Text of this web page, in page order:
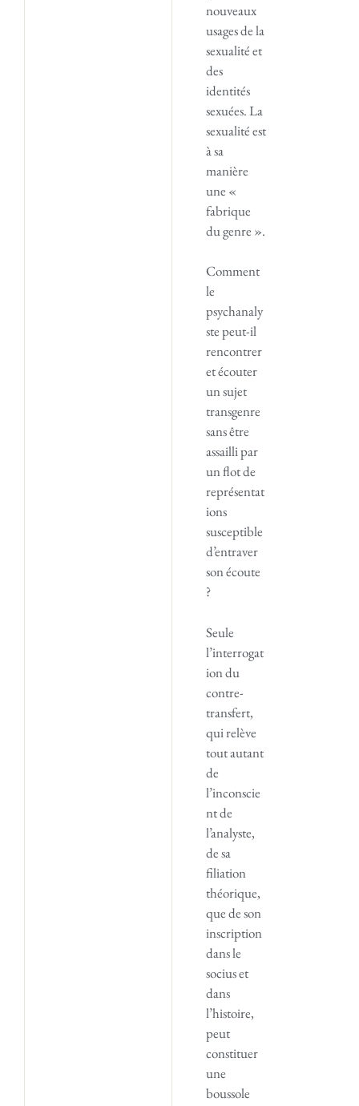
nouveaux
usages de la
sexualité et
des
identités
sexuées. La
sexualité est
à sa
manière
une «
fabrique
du genre ».
Comment
le
psychanaly
ste peut-il
rencontrer
et écouter
un sujet
transgenre
sans être
assailli par
un flot de
représentat
ions
susceptible
d’entraver
son écoute
?
Seule
l’interrogat
ion du
contre-
transfert,
qui relève
tout autant
de
l’inconscie
nt de
l’analyste,
de sa
filiation
théorique,
que de son
inscription
dans le
socius et
dans
l’histoire,
peut
constituer
une
boussole